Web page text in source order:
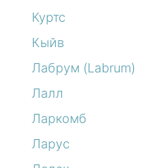
Куртс
Кыйв
Лабрум (Labrum)
Лалл
Ларкомб
Ларус